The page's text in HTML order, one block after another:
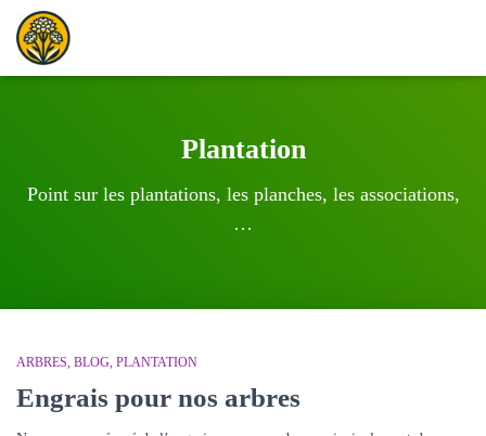
Plantation
Point sur les plantations, les planches, les associations,
…
ARBRES BLOG PLANTATION
Engrais pour nos arbres